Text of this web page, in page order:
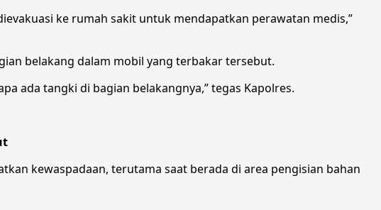
ke rumah sakit untuk mendapatkan perawatan medis,”
belakang dalam mobil yang terbakar tersebut.
ada tangki di bagian belakangnya,” tegas Kapolres.
kewaspadaan, terutama saat berada di area pengisian bahan